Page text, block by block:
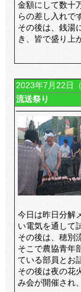
金額にして数十
らの差し入れで
その後は、銭湯
き、皆で盛り上
2023年7月22日（
流送祭り
今日は昨日分解
い電気を通して
その後は、穂別
そこで農協青年
ている部員とお
その後は夜の花
み会が開催され